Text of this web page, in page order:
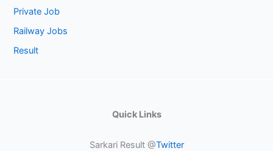
Private Job
Railway Jobs
Result
Quick Links
Sarkari Result @Twitter